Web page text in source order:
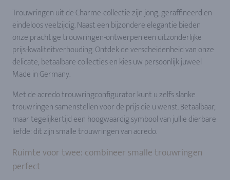
Trouwringen uit de Charme-collectie zijn jong, geraffineerd en
eindeloos veelzijdig. Naast een bijzondere elegantie bieden
onze prachtige trouwringen-ontwerpen een uitzonderlijke
prijs-kwaliteitverhouding. Ontdek de verscheidenheid van onze
delicate, betaalbare collecties en kies uw persoonlijk juweel
Made in Germany.
Met de acredo trouwringconfigurator kunt u zelfs slanke
trouwringen samenstellen voor de prijs die u wenst. Betaalbaar,
maar tegelijkertijd een hoogwaardig symbool van jullie dierbare
liefde: dit zijn smalle trouwringen van acredo.
Ruimte voor twee: combineer smalle trouwringen
perfect